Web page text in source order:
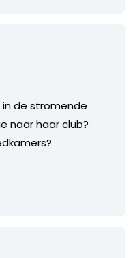
de stromende
naar haar club?